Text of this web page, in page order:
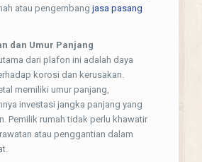
atau pengembang jasa pasang
dan Umur Panjang
dari plafon ini adalah daya
korosi dan kerusakan.
memiliki umur panjang,
investasi jangka panjang yang
Pemilik rumah tidak perlu khawatir
atau penggantian dalam